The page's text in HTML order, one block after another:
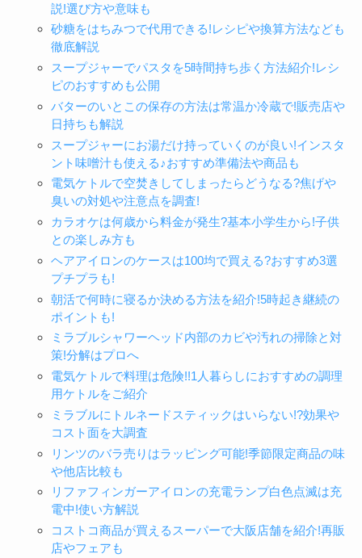
説!選び方や意味も
砂糖をはちみつで代用できる!レシピや換算方法なども
徹底解説
スープジャーでパスタを5時間持ち歩く方法紹介!レシ
ピのおすすめも公開
バターのいとこの保存の方法は常温か冷蔵で!販売店や
日持ちも解説
スープジャーにお湯だけ持っていくのが良い!インスタ
ント味噌汁も使える♪おすすめ準備法や商品も
電気ケトルで空焚きしてしまったらどうなる?焦げや
臭いの対処や注意点を調査!
カラオケは何歳から料金が発生?基本小学生から!子供
との楽しみ方も
ヘアアイロンのケースは100均で買える?おすすめ3選
プチプラも!
朝活で何時に寝るか決める方法を紹介!5時起き継続の
ポイントも!
ミラブルシャワーヘッド内部のカビや汚れの掃除と対
策!分解はプロへ
電気ケトルで料理は危険!!1人暮らしにおすすめの調理
用ケトルをご紹介
ミラブルにトルネードスティックはいらない!?効果や
コスト面を大調査
リンツのバラ売りはラッピング可能!季節限定商品の味
や他店比較も
リファフィンガーアイロンの充電ランプ白色点滅は充
電中!使い方解説
コストコ商品が買えるスーパーで大阪店舗を紹介!再販
店やフェアも